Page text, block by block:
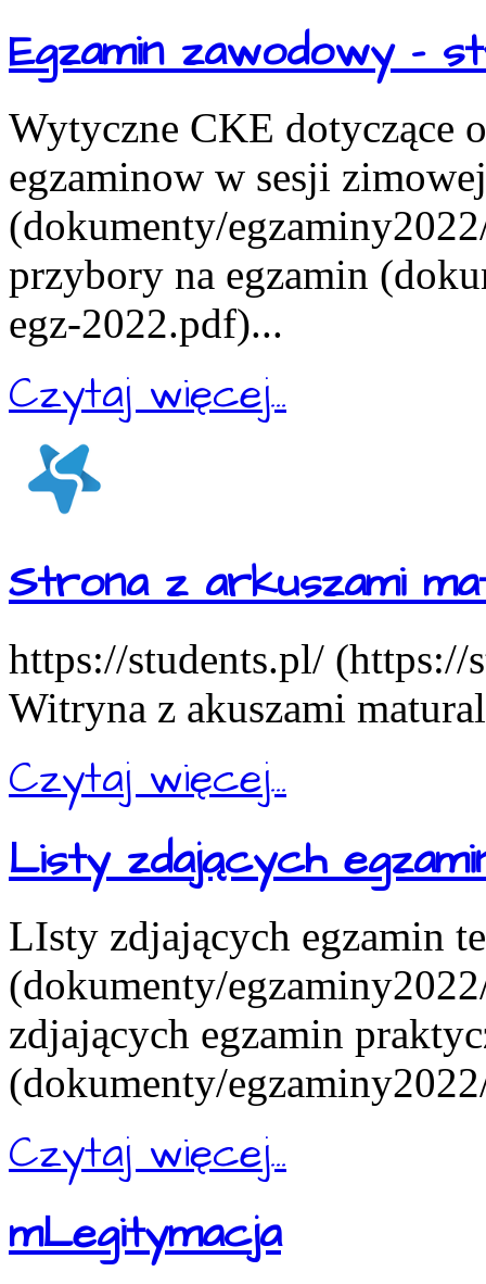
Egzamin zawodowy -
Wytyczne CKE dotyczące
egzaminow w sesji
(dokumenty/
przybory na egzamin
egz-2022.pdf)...
Czytaj więcej...
Strona z arkuszami
https://students.pl/ (https://
Witryna z akuszami
Czytaj więcej...
Listy zdających
LIsty zdjających egzamin
(dokumenty/
zdjających egzamin
(dokumenty/
Czytaj więcej...
mLegitymacja